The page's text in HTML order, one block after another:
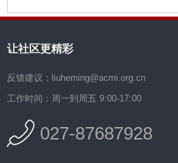
让社区更精彩
反馈建议：liuheming@acmi.org.cn
工作时间：周一到周五 9:00-17:00
027-87687928